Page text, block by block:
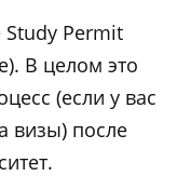
Permit
В целом это
(если у вас
визы) после